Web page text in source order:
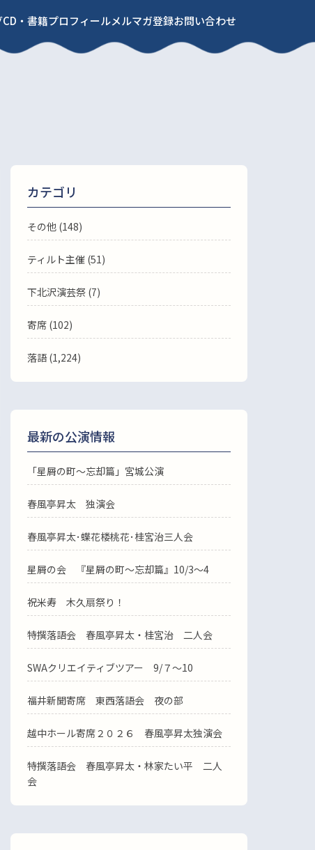
CD・書籍プロフィールメルマガ登録お問い合わせ
カテゴリ
その他 (148)
ティルト主催 (51)
下北沢演芸祭 (7)
寄席 (102)
落語(1,224)
最新の公演情報
「星屑の町～忘却篇」宮城公演
春風亭昇太 独演会
春風亭昇太･蝶花楼桃花･桂宮治三人会
星屑の会 『星屑の町～忘却篇』10/3～4
祝米寿 木久扇祭り！
特撰落語会 春風亭昇太・桂宮治 二人会
SWAクリエイティブツアー 9/７～10
福井新聞寄席 東西落語会 夜の部
越中ホール寄席２０２６ 春風亭昇太独演会
特撰落語会 春風亭昇太・林家たい平 二人
会